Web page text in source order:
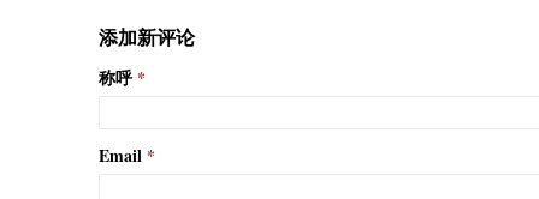
添加新评论
称呼
Email